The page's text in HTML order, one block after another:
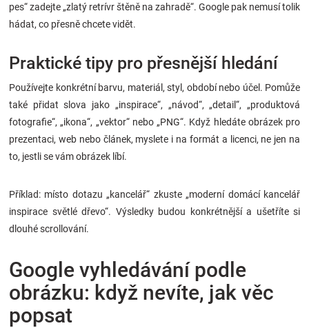
pes“ zadejte „zlatý retrívr štěně na zahradě“. Google pak nemusí tolik
hádat, co přesně chcete vidět.
Praktické tipy pro přesnější hledání
Používejte konkrétní barvu, materiál, styl, období nebo účel. Pomůže
také přidat slova jako „inspirace“, „návod“, „detail“, „produktová
fotografie“, „ikona“, „vektor“ nebo „PNG“. Když hledáte obrázek pro
prezentaci, web nebo článek, myslete i na formát a licenci, ne jen na
to, jestli se vám obrázek líbí.
Příklad: místo dotazu „kancelář“ zkuste „moderní domácí kancelář
inspirace světlé dřevo“. Výsledky budou konkrétnější a ušetříte si
dlouhé scrollování.
Google vyhledávání podle
obrázku: když nevíte, jak věc
popsat